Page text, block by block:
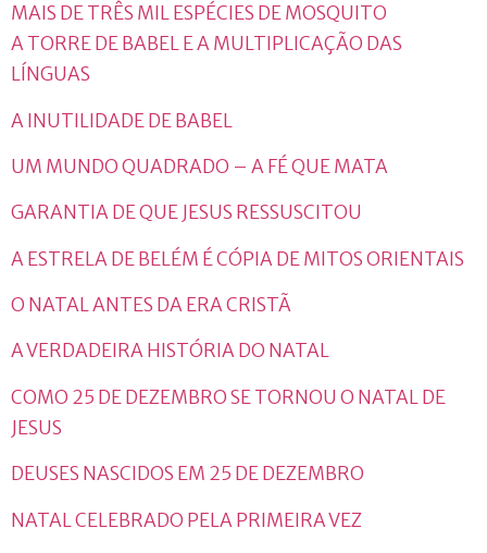
MAIS DE TRÊS MIL ESPÉCIES DE MOSQUITO
A TORRE DE BABEL E A MULTIPLICAÇÃO DAS
LÍNGUAS
A INUTILIDADE DE BABEL
UM MUNDO QUADRADO – A FÉ QUE MATA
GARANTIA DE QUE JESUS RESSUSCITOU
A ESTRELA DE BELÉM É CÓPIA DE MITOS ORIENTAIS
O NATAL ANTES DA ERA CRISTÃ
A VERDADEIRA HISTÓRIA DO NATAL
COMO 25 DE DEZEMBRO SE TORNOU O NATAL DE
JESUS
DEUSES NASCIDOS EM 25 DE DEZEMBRO
NATAL CELEBRADO PELA PRIMEIRA VEZ